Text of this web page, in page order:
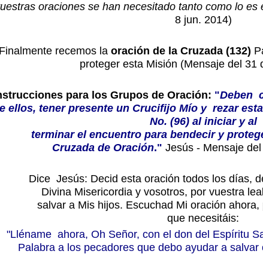
oraciones se han necesitado tanto como lo es
8 jun. 2014)
recemos la oración de la Cruzada (132)
proteger esta Misión (Mensaje del 31
para los Grupos de Oración: "Deben
ellos, tener presente un Crucifijo Mío y rezar
No. (96) al iniciar y al
terminar el encuentro para bendecir y
Cruzada de Oración." Jesús - Mensaje
Dice Jesús: Decid esta oración todos los días,
Divina Misericordia y vosotros, por vuestra
salvar a Mis hijos. Escuchad Mi oración
que necesitáis:
"Lléname ahora, Oh Señor, con el don del Espíritu
Palabra a los pecadores que debo ayudar a